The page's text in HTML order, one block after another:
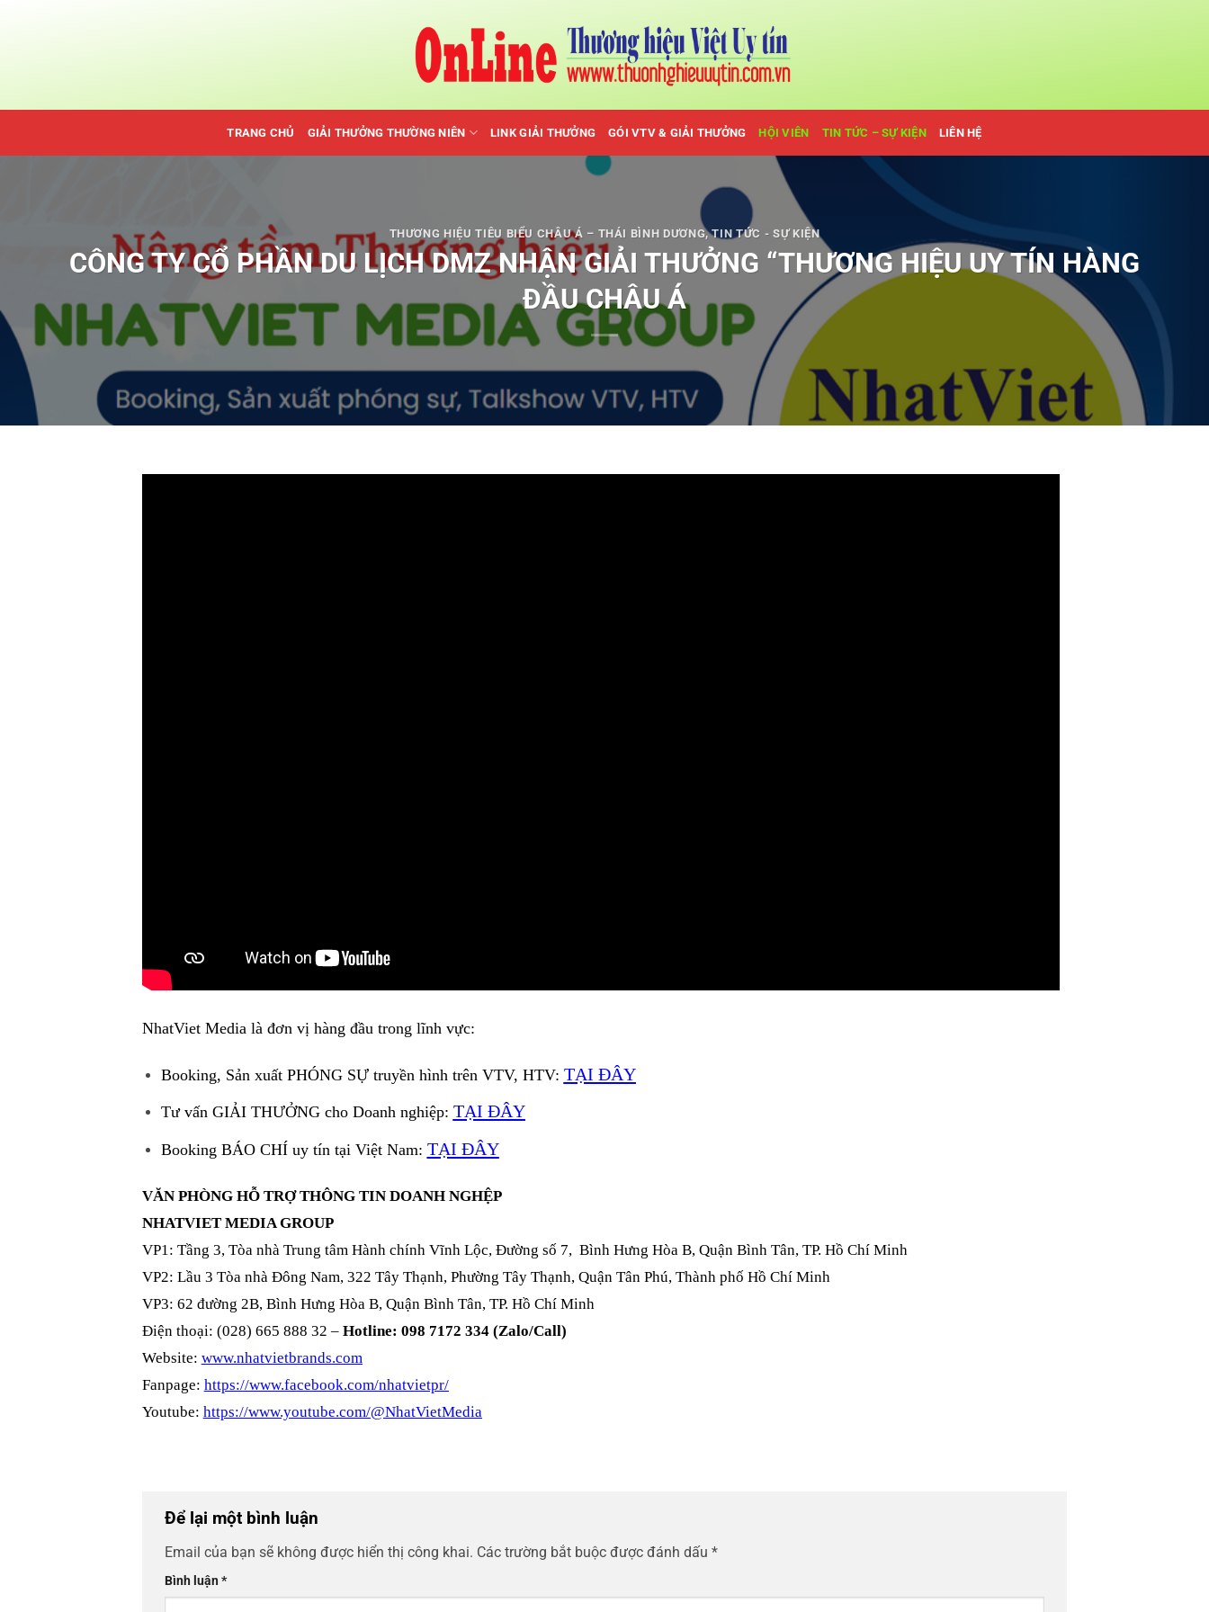
TRANG CHỦ GIẢI THƯỞNG THƯỜNG NIÊN LINK GIẢI THƯỞNG GÓI VTV & GIẢI THƯỞNG HỘI VIÊN TIN TỨC – SỰ KIỆN LIÊN HỆ
THƯƠNG HIỆU TIÊU BIỂU CHÂU Á – THÁI BÌNH DƯƠNG,TIN TỨC - SỰ KIỆN
CÔNG TY CỔ PHẦN DU LỊCH DMZ NHẬN GIẢI THƯỞNG “THƯƠNG HIỆU UY TÍN HÀNG
ĐẦU CHÂU Á
NhatViet Media là đơn vị hàng đầu trong lĩnh vực:
Booking, Sản xuất PHÓNG SỰ truyền hình trên VTV, HTV: TẠI ĐÂY
Tư vấn GIẢI THƯỞNG cho Doanh nghiệp: TẠI ĐÂY
Booking BÁO CHÍ uy tín tại Việt Nam: TẠI ĐÂY
VĂN PHÒNG HỖ TRỢ THÔNG TIN DOANH NGHỆP
NHATVIET MEDIA GROUP
VP1: Tầng 3, Tòa nhà Trung tâm Hành chính Vĩnh Lộc, Đường số 7, Bình Hưng Hòa B, Quận Bình Tân, TP. Hồ Chí Minh
VP2: Lầu 3 Tòa nhà Đông Nam, 322 Tây Thạnh, Phường Tây Thạnh, Quận Tân Phú, Thành phố Hồ Chí Minh
VP3: 62 đường 2B, Bình Hưng Hòa B, Quận Bình Tân, TP. Hồ Chí Minh
Điện thoại: (028) 665 888 32 – Hotline: 098 7172 334 (Zalo/Call)
Website: www.nhatvietbrands.com
Fanpage: https://www.facebook.com/nhatvietpr/
Youtube: https://www.youtube.com/@NhatVietMedia
Để lại một bình luận
Email của bạn sẽ không được hiển thị công khai. Các trường bắt buộc được đánh dấu *
Bình luận*